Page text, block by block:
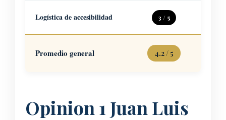
Logística de accesibilidad 3 / 5
Promedio general 4.2 / 5
Opinion 1 Juan Luis